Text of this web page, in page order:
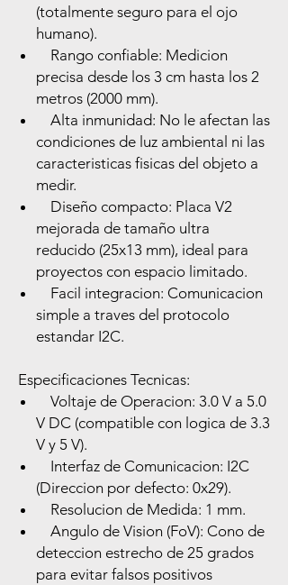
(totalmente seguro para el ojo
humano).
Rango confiable: Medicion
precisa desde los 3 cm hasta los 2
metros (2000 mm).
Alta inmunidad: No le afectan las
condiciones de luz ambiental ni las
caracteristicas fisicas del objeto a
medir.
Diseño compacto: Placa V2
mejorada de tamaño ultra
reducido (25x13 mm), ideal para
proyectos con espacio limitado.
Facil integracion: Comunicacion
simple a traves del protocolo
estandar I2C.
Especificaciones Tecnicas:
Voltaje de Operacion: 3.0 V a 5.0
V DC (compatible con logica de 3.3
V y 5 V).
Interfaz de Comunicacion: I2C
(Direccion por defecto: 0x29).
Resolucion de Medida: 1 mm.
Angulo de Vision (FoV): Cono de
deteccion estrecho de 25 grados
para evitar falsos positivos